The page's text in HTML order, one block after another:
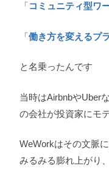
「コミュニティ型ワ
「働き方を変えるプ
と名乗ったんです
当時はAirbnbやUber
の会社が投資家にモ
WeWorkはその文脈
みるみる膨れ上がり